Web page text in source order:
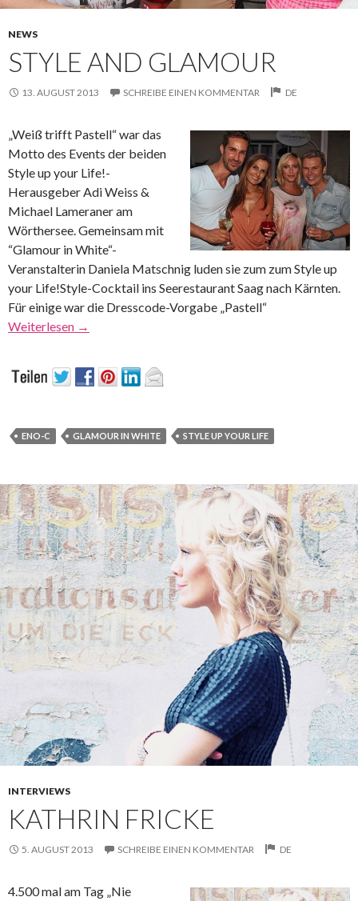
NEWS
STYLE AND GLAMOUR
13. AUGUST 2013 SCHREIBE EINEN KOMMENTAR DE
„Weiß trifft Pastell“ war das
Motto des Events der beiden
Style up your Life!-
Herausgeber Adi Weiss &
Michael Lameraner am
Wörthersee. Gemeinsam mit
“Glamour in White“-
Veranstalterin Daniela Matschnig luden sie zum zum Style up
your Life!Style-Cocktail ins Seerestaurant Saag nach Kärnten.
Für einige war die Dresscode-Vorgabe „Pastell“
Weiterlesen →
ENO-C GLAMOUR IN WHITE STYLE UP YOUR LIFE
INTERVIEWS
KATHRIN FRICKE
5. AUGUST 2013 SCHREIBE EINEN KOMMENTAR DE
4.500 mal am Tag „Nie